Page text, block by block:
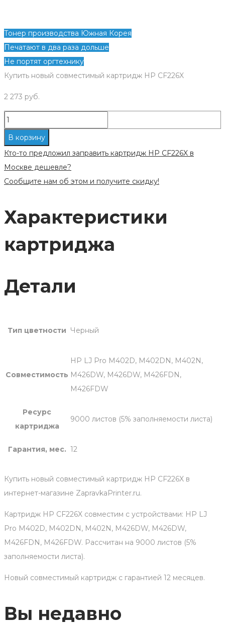
Тонер производства Южная Корея
Печатают в два раза дольше
Не портят оргтехнику
Купить новый совместимый картридж HP CF226X
2 273 руб.
Количество
Новый
совместимый
картридж
В корзину
Кто-то предложил заправить картридж HP CF226X в
Москве дешевле?
Сообщите нам об этом и получите скидку!
Характеристики
картриджа
Детали
Тип цветности Черный
Совместимость
HP LJ Pro M402D, M402DN, M402N,
M426DW, M426DW, M426FDN,
M426FDW
Ресурс
картриджа
9000 листов (5% заполняемости листа)
Гарантия, мес. 12
Купить новый совместимый картридж HP CF226X в
интернет-магазине ZapravkaPrinter.ru.
Картридж HP CF226X совместим с устройствами: HP LJ
Pro M402D, M402DN, M402N, M426DW, M426DW,
M426FDN, M426FDW. Рассчитан на 9000 листов (5%
заполняемости листа).
Новый совместимый картридж с гарантией 12 месяцев.
Вы недавно